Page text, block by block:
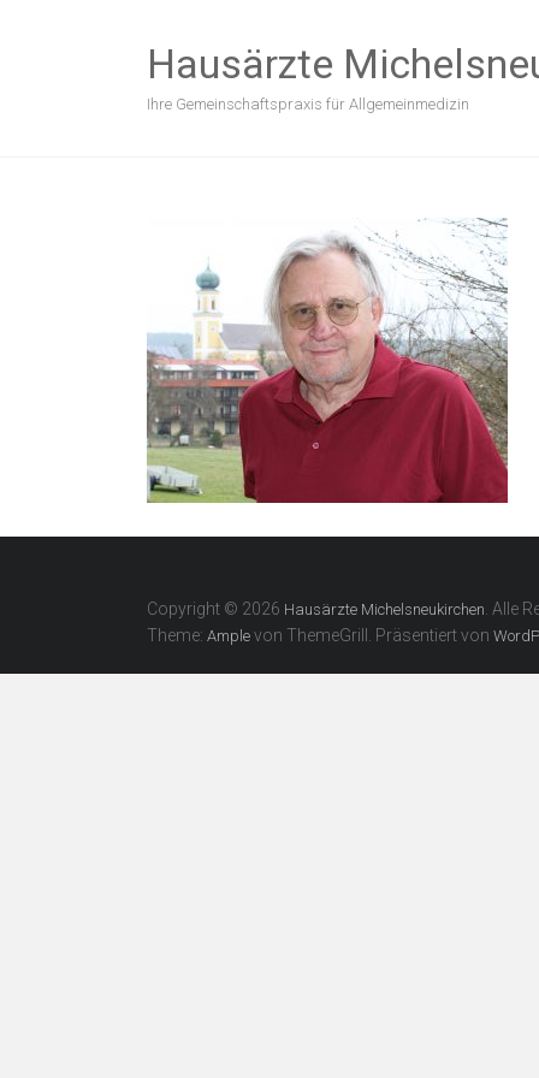
Hausärzte
Ihre Gemeinschaftspraxis für Allgemeinmedizin
Copyright © 2026 Hausärzte Michelsneukirchen . Alle
Theme: Ample von ThemeGrill. Präsentiert von